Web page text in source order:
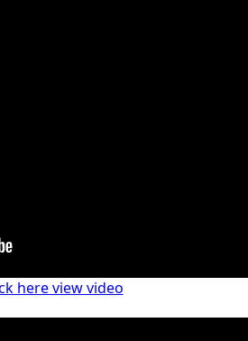
here view video